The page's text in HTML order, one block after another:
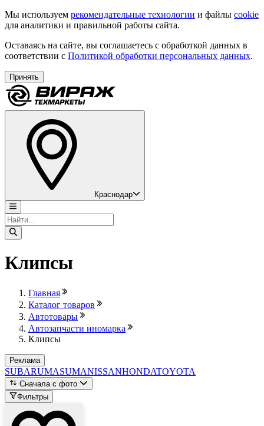
Мы используем рекомендательные технологии и файлы cookie
для аналитики и правильной работы сайта.
Оставаясь на сайте, вы соглашаетесь с обработкой данных в
соответствии с Политикой обработки персональных данных.
Принять
Краснодар
Клипсы
Главная
Каталог товаров
Автотовары
Автозапчасти иномарка
Клипсы
Реклама
SUBARUMASUMANISSANHONDATOYOTA
Сначала с фото
Фильтры